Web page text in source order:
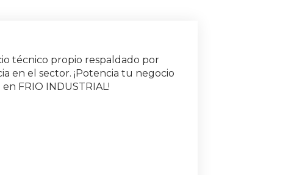
técnico propio respaldado por
en el sector. ¡Potencia tu negocio
FRIO INDUSTRIAL!